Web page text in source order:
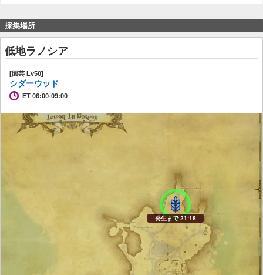
採集場所
低地ラノシア
[園芸 Lv50]
シダーウッド
ET 06:00-09:00
発生まで 21:17